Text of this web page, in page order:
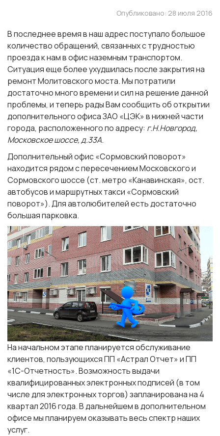
Опубликовано: 28 июля 2016
В последнее время в наш адрес поступало большое
количество обращений, связанных с трудностью
проезда к нам в офис наземным транспортом.
Ситуация еще более ухудшилась после закрытия на
ремонт Молитовского моста. Мы потратили
достаточно много времени и сил на решение данной
проблемы, и теперь рады Вам сообщить оботкрытии
дополнительного офиса ЗАО «ЦЭК» в нижней части
города, расположенного по адресу: г.Н.Новгород,
Московское шоссе, д.33А.
Дополнительный офис «Сормовский поворот»
находится рядом с пересечением Московского и
Сормовского шоссе (ст. метро «Канавинская», ост.
автобусов и маршрутных такси «Сормовский
поворот»). Для автолюбителей есть достаточно
большая парковка.
На начальном этапе планируется обслуживание
клиентов, пользующихсяПП «Астрал Отчет» иПП
«1С-Отчетность». Возможность выдачи
квалифицированных электронных подписей (в том
числе для электронных торгов) запланирована на 4
квартал 2016 года. В дальнейшем в дополнительном
офисе мы планируем оказывать весь спектр наших
услуг.